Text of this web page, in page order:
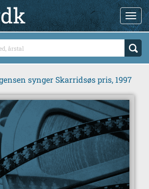
synger Skarridsøs pris, 1997